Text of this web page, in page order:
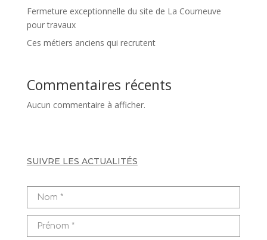
Fermeture exceptionnelle du site de La Courneuve
pour travaux
Ces métiers anciens qui recrutent
Commentaires récents
Aucun commentaire à afficher.
SUIVRE LES ACTUALITÉS